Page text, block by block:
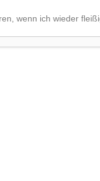
wenn ich wieder